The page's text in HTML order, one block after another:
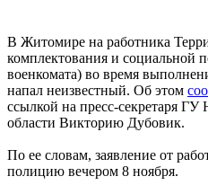
В Житомире на работника
комплектования и социальной
военкомата) во время
напал неизвестный. Об этом
ссылкой на пресс-секретаря
области Викторию Дубовик.
По ее словам, заявление от
полицию вечером 8 ноября.